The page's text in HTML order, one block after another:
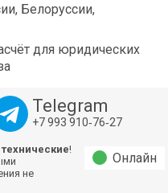
Белоруссии,
для юридических
Telegram
+7 993 910‑76‑27
технические!
не
Онлайн